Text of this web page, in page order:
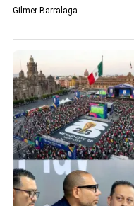
Gilmer Barralaga